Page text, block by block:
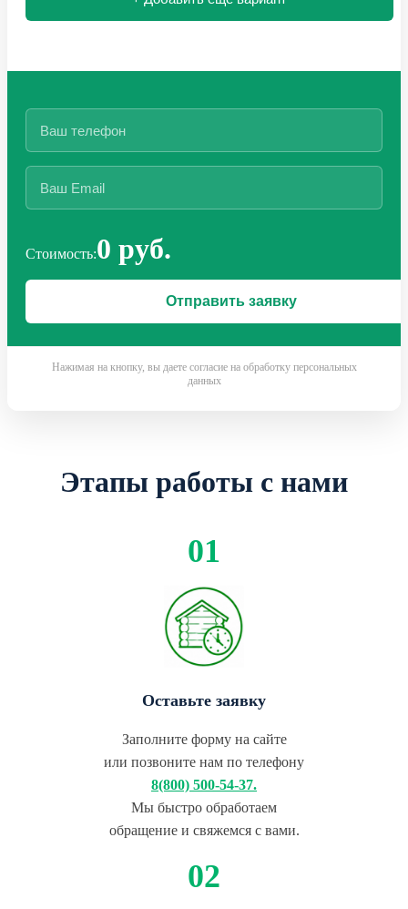
Стоимость:0 руб.
Нажимая на кнопку, вы даете согласие на обработку персональных
данных
Этапы работы с нами
Оставьте заявку
Заполните форму на сайте
или позвоните нам по телефону
8(800) 500-54-37.
Мы быстро обработаем
обращение и свяжемся с вами.